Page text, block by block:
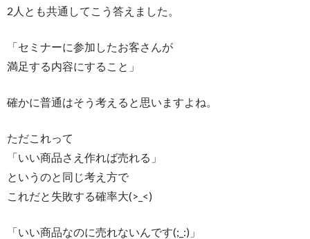
2人とも共通してこう答えました。
「セミナーに参加したお客さんが
満足する内容にすること」
確かに普通はそう考えると思いますよね。
ただこれって
「いい商品さえ作れば売れる」
というのと同じ考え方で
これだと失敗する確率大(>_<)
「いい商品なのに売れないんです(;_:)」